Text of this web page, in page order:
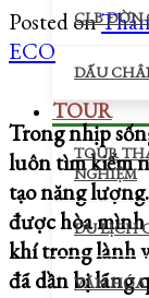
CLB ĐỜN
DẤU
TOUR
TOUR
NGHIỆM
DU LỊCH
VĂN HÓA
Posted on
ECO
Trong nhịp
luôn tìm kiếm
tạo năng
được hòa
khí trong lành
đã dần bị lãng